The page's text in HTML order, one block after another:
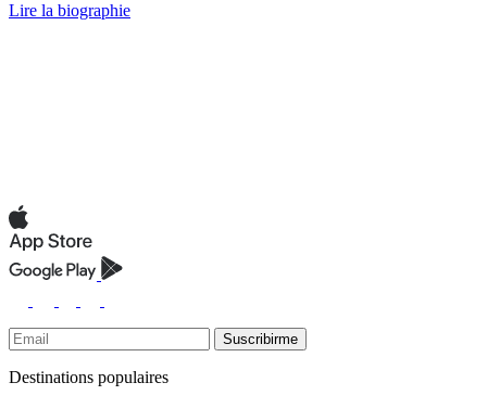
Lire la biographie
Suscribirme
Destinations populaires